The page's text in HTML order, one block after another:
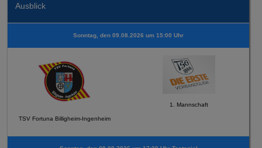
Ausblick
Sonntag, den 09.08.2026 um 15:00 Uhr
TSV Fortuna Billigheim-Ingenheim
1. Mannschaft